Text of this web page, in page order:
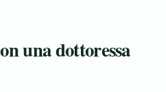
una dottoressa